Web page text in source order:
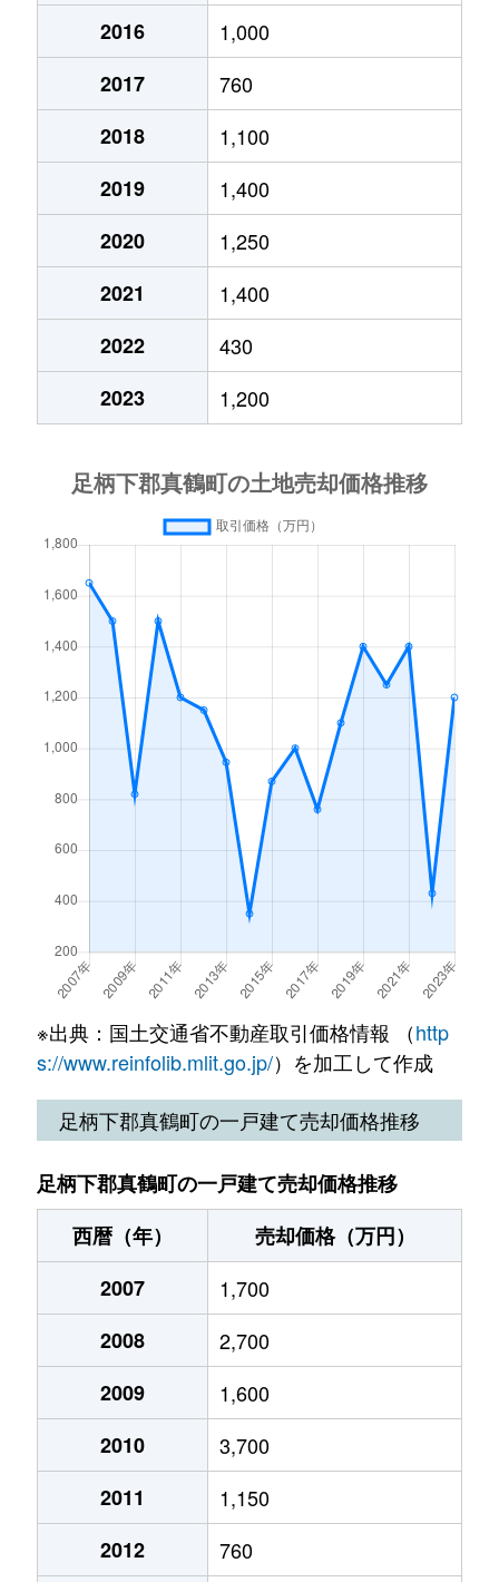
2016
1,000
2017
760
2018
1,100
2019
1,400
2020
1,250
2021
1,400
2022
430
2023
1,200
※出典：国土交通省不動産取引価格情報 （http
s://www.reinfolib.mlit.go.jp/）を加工して作成
足柄下郡真鶴町の一戸建て売却価格推移
足柄下郡真鶴町の一戸建て売却価格推移
西暦（年）
売却価格（万円）
2007
1,700
2008
2,700
2009
1,600
2010
3,700
2011
1,150
2012
760